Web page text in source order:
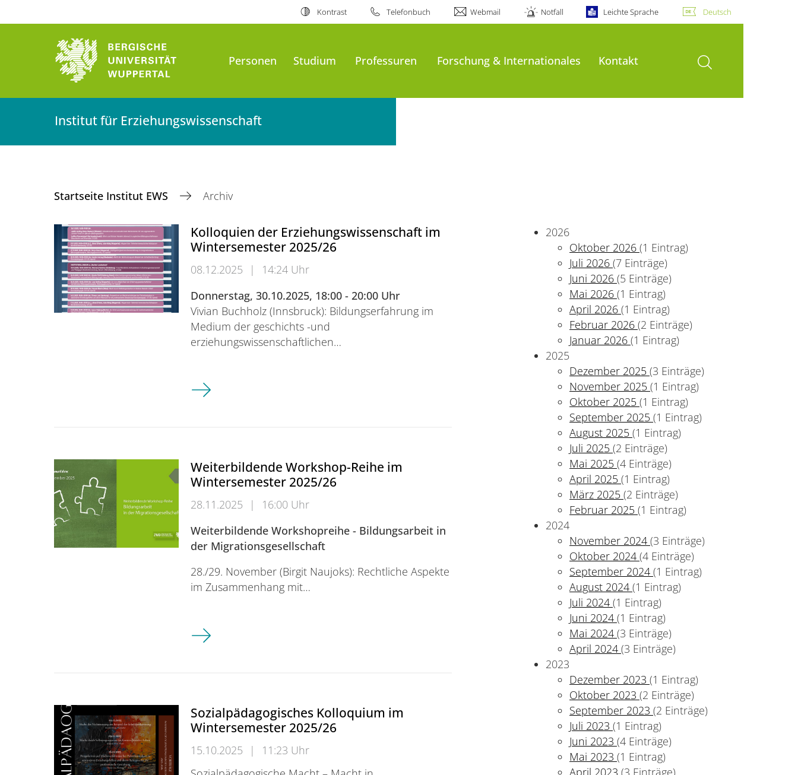
Kontrast Telefonbuch Webmail Notfall Leichte Sprache Deutsch
Personen Studium Professuren Forschung & Internationales Kontakt Suche öffnen
Institut für Erziehungswissenschaft
Startseite Institut EWS Archiv
Kolloquien der Erziehungswissenschaft im
Wintersemester 2025/26
08.12.2025 |
14:24 Uhr
Donnerstag, 30.10.2025, 18:00 - 20:00 Uhr
Vivian Buchholz (Innsbruck): Bildungserfahrung im
Medium der geschichts -und
erziehungswissenschaftlichen…
Kolloquien der Erziehungswissenschaft im Wintersemester 2025/26
Weiterbildende Workshop-Reihe im
Wintersemester 2025/26
28.11.2025 |
16:00 Uhr
Weiterbildende Workshopreihe - Bildungsarbeit in
der Migrationsgesellschaft
28./29. November (Birgit Naujoks): Rechtliche Aspekte
im Zusammenhang mit…
Weiterbildende Workshop-Reihe im Wintersemester 2025/26
Sozialpädagogisches Kolloquium im
Wintersemester 2025/26
15.10.2025 |
11:23 Uhr
2026
Oktober 2026(1 Eintrag)
Juli 2026(7 Einträge)
Juni 2026(5 Einträge)
Mai 2026(1 Eintrag)
April 2026(1 Eintrag)
Februar 2026(2 Einträge)
Januar 2026(1 Eintrag)
2025
Dezember 2025(3 Einträge)
November 2025(1 Eintrag)
Oktober 2025(1 Eintrag)
September 2025(1 Eintrag)
August 2025(1 Eintrag)
Juli 2025(2 Einträge)
Mai 2025(4 Einträge)
April 2025(1 Eintrag)
März 2025(2 Einträge)
Februar 2025(1 Eintrag)
2024
November 2024(3 Einträge)
Oktober 2024(4 Einträge)
September 2024(1 Eintrag)
August 2024(1 Eintrag)
Juli 2024(1 Eintrag)
Juni 2024(1 Eintrag)
Mai 2024(3 Einträge)
April 2024(3 Einträge)
2023
Dezember 2023(1 Eintrag)
Oktober 2023(2 Einträge)
September 2023(2 Einträge)
Juli 2023(1 Eintrag)
Juni 2023(4 Einträge)
Mai 2023(1 Eintrag)
April 2023(3 Einträge)